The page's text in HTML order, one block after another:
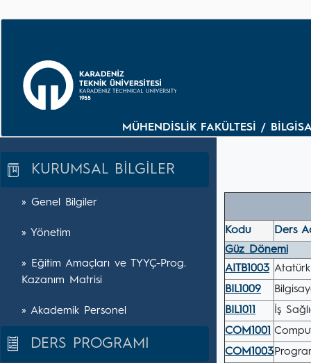
MÜHENDİSLİK FAKÜLTESİ /
KURUMSAL BİLGİLER
» Genel Bilgiler
» Yönetim
» Eğitim Amaçları ve TYYÇ-Prog.
Kazanım Matrisi
» Akademik Personel
DERS PROGRAMI
Kodu
Ders
Güz Dönemi
AITB1003
BIL1009
BIL1011
İş
COM1001
COM1003